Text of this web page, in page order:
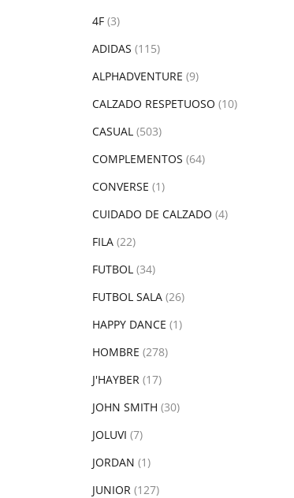
4F (3)
ADIDAS (115)
ALPHADVENTURE (9)
CALZADO RESPETUOSO (10)
CASUAL (503)
COMPLEMENTOS (64)
CONVERSE (1)
CUIDADO DE CALZADO (4)
FILA (22)
FUTBOL (34)
FUTBOL SALA (26)
HAPPY DANCE (1)
HOMBRE (278)
J'HAYBER (17)
JOHN SMITH (30)
JOLUVI (7)
JORDAN (1)
JUNIOR (127)